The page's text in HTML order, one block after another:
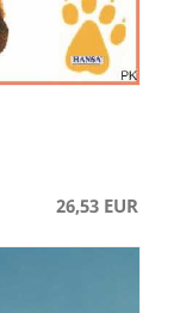
26,53 EUR